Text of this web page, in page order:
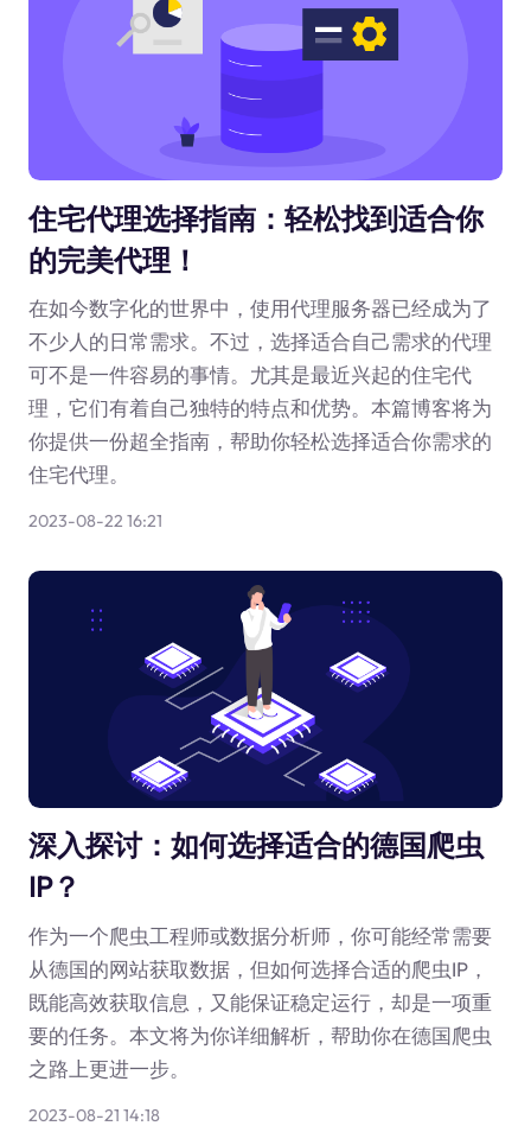
住宅代理选择指南：轻松找到适合你
的完美代理！
在如今数字化的世界中，使用代理服务器已经成为了
不少人的日常需求。不过，选择适合自己需求的代理
可不是一件容易的事情。尤其是最近兴起的住宅代
理，它们有着自己独特的特点和优势。本篇博客将为
你提供一份超全指南，帮助你轻松选择适合你需求的
住宅代理。
2023-08-22 16:21
深入探讨：如何选择适合的德国爬虫
IP？
作为一个爬虫工程师或数据分析师，你可能经常需要
从德国的网站获取数据，但如何选择合适的爬虫IP，
既能高效获取信息，又能保证稳定运行，却是一项重
要的任务。本文将为你详细解析，帮助你在德国爬虫
之路上更进一步。
2023-08-21 14:18